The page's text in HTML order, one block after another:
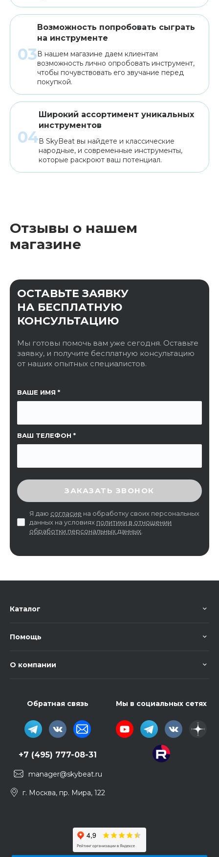
Возможность попробовать сыграть
на инструменте
В нашем магазине даем клиентам
возможность лично опробовать инструмент,
чтобы почувствовать его звучание перед
покупкой.
Широкий ассортимент уникальных
инструментов
В SkyBeat вы найдете и классические
народные, и современные инструменты,
которые раскроют ваш потенциал.
Отзывы о нашем
магазине
ОСТАВЬТЕ ЗАЯВКУ
НА БЕСПЛАТНУЮ
КОНСУЛЬТАЦИЮ
Мы готовы помочь вам уже сегодня. Оставьте
заявку, и получите бесплатную консультацию
от наших опытных специалистов.
ВАШЕ ИМЯ
ВАШ ТЕЛЕФОН
ССЫЛКА НА СТРАНИЦУ
ВВЕДИТЕ ПРОВЕРОЧНЫЙ КОД
ЗАКАЗАТЬ ЗВОНОК
Я даю согласие на обработку своих персональных
данных на условиях политики в отношении
обработки персональных данных.
Каталог
Помощь
О компании
Обратная связь
+7 (495) 777-08-31
manager@skybeat.ru
г. Москва, пр. Мира, 122
Мы в социальных сетях